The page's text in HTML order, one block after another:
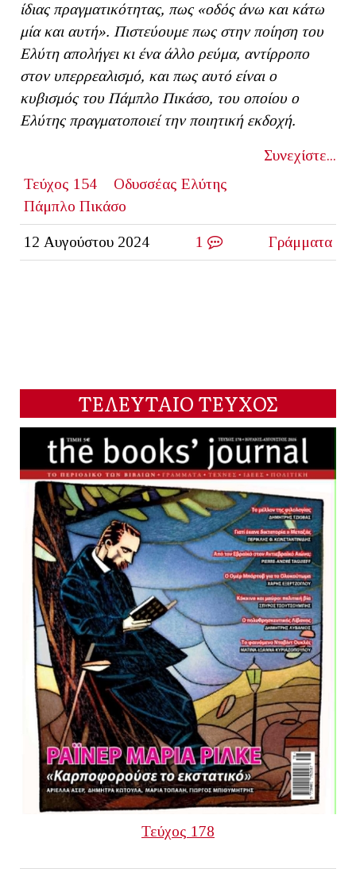
ίδιας πραγματικότητας, πως «οδός άνω και κάτω
μία και αυτή». Πιστεύουμε πως στην ποίηση του
Ελύτη απολήγει κι ένα άλλο ρεύμα, αντίρροπο
στον υπερρεαλισμό, και πως αυτό είναι ο
κυβισμός του Πάμπλο Πικάσο, του οποίου ο
Ελύτης πραγματοποιεί την ποιητική εκδοχή.
Συνεχίστε...
Τεύχος 154
Οδυσσέας Ελύτης
Πάμπλο Πικάσο
12 Αυγούστου 2024 1 Γράμματα
ΤΕΛΕΥΤΑΙΟ ΤΕΥΧΟΣ
Τεύχος 178